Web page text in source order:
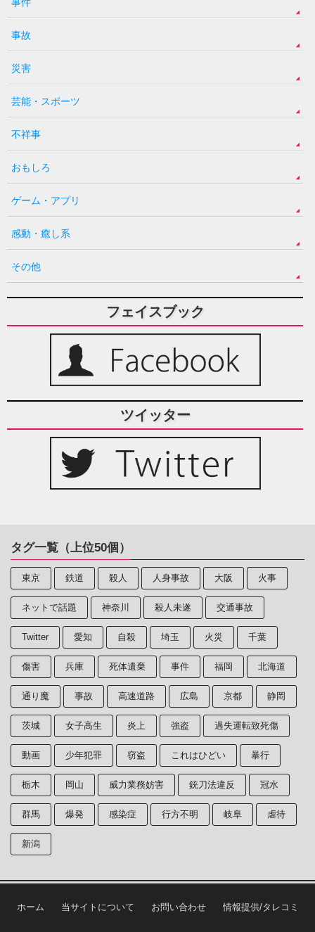
事故
災害
芸能・スポーツ
不祥事
おもしろ
ゲーム・アプリ
感動・癒し系
その他
フェイスブック
ツイッター
タグ一覧（上位50個）
東京 鉄道 殺人 人身事故 大阪 火事
ネットで話題 神奈川 殺人未遂 交通事故
Twitter 愛知 自殺 埼玉 火災 千葉
傷害 兵庫 死体遺棄 事件 福岡 北海道
通り魔 事故 高速道路 広島 京都 静岡
茨城 女子高生 炎上 強盗 過失運転致死傷
動画 少年犯罪 窃盗 これはひどい 暴行
栃木 岡山 威力業務妨害 銃刀法違反 冠水
群馬 爆発 感染症 行方不明 岐阜 虐待
新潟
ホーム 当サイトについて お問い合わせ 情報提供/タレコミ